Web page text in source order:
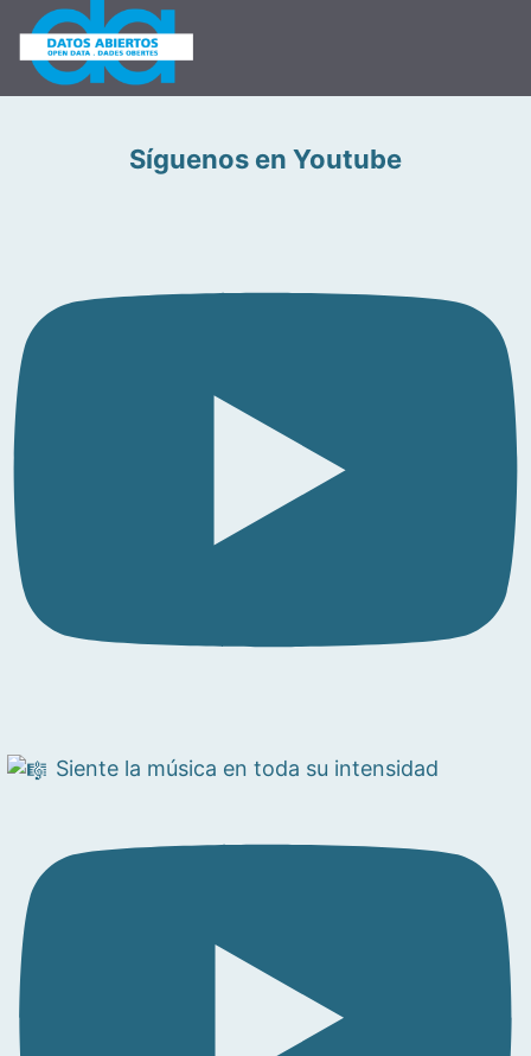
Síguenos en Youtube
Siente la música en toda su intensidad